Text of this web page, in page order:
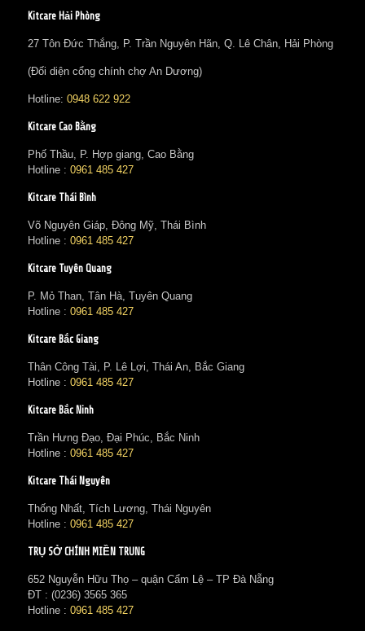
Kitcare Hải Phòng
27 Tôn Đức Thắng, P. Trần Nguyên Hãn, Q. Lê Chân, Hải Phòng
(Đối diện cổng chính chợ An Dương)
Hotline: 0948 622 922
Kitcare Cao Bằng
Phố Thầu, P. Hợp giang, Cao Bằng
Hotline : 0961 485 427
Kitcare Thái Bình
Võ Nguyên Giáp, Đông Mỹ, Thái Bình
Hotline : 0961 485 427
Kitcare Tuyên Quang
P. Mỏ Than, Tân Hà, Tuyên Quang
Hotline : 0961 485 427
Kitcare Bắc Giang
Thân Công Tài, P. Lê Lợi, Thái An, Bắc Giang
Hotline : 0961 485 427
Kitcare Bắc Ninh
Trần Hưng Đạo, Đại Phúc, Bắc Ninh
Hotline : 0961 485 427
Kitcare Thái Nguyên
Thống Nhất, Tích Lương, Thái Nguyên
Hotline : 0961 485 427
TRỤ SỞ CHÍNH MIỀN TRUNG
652 Nguyễn Hữu Thọ – quận Cẩm Lệ – TP Đà Nẵng
ĐT : (0236) 3565 365‬
Hotline : 0961 485 427